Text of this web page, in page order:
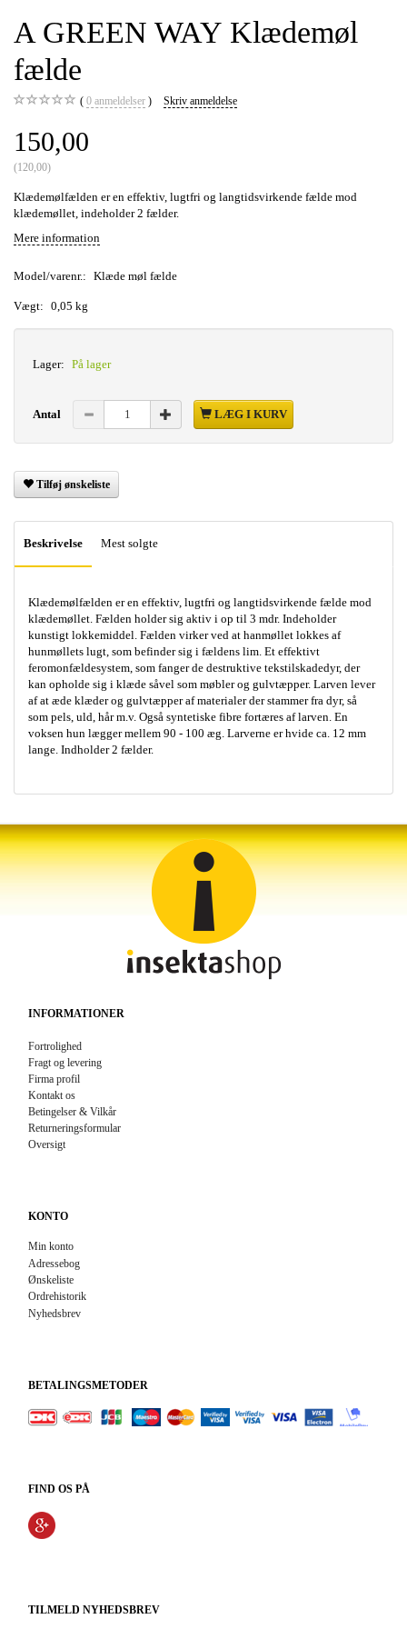
A GREEN WAY Klædemøl
fælde
0 anmeldelser Skriv anmeldelse
150,00
(120,00)
Klædemølfælden er en effektiv, lugtfri og langtidsvirkende fælde mod
klædemøllet, indeholder 2 fælder.
Mere information
Model/varenr.: Klæde møl fælde
Vægt: 0,05 kg
Lager: På lager
Antal LÆG I KURV
Tilføj ønskeliste
Beskrivelse Mest solgte
Klædemølfælden er en effektiv, lugtfri og langtidsvirkende fælde mod
klædemøllet. Fælden holder sig aktiv i op til 3 mdr. Indeholder
kunstigt lokkemiddel. Fælden virker ved at hanmøllet lokkes af
hunmøllets lugt, som befinder sig i fældens lim. Et effektivt
feromonfældesystem, som fanger de destruktive tekstilskadedyr, der
kan opholde sig i klæde såvel som møbler og gulvtæpper. Larven lever
af at æde klæder og gulvtæpper af materialer der stammer fra dyr, så
som pels, uld, hår m.v. Også syntetiske fibre fortæres af larven. En
voksen hun lægger mellem 90 - 100 æg. Larverne er hvide ca. 12 mm
lange. Indholder 2 fælder.
INFORMATIONER
Fortrolighed
Fragt og levering
Firma profil
Kontakt os
Betingelser & Vilkår
Returneringsformular
Oversigt
KONTO
Min konto
Adressebog
Ønskeliste
Ordrehistorik
Nyhedsbrev
BETALINGSMETODER
FIND OS PÅ
TILMELD NYHEDSBREV